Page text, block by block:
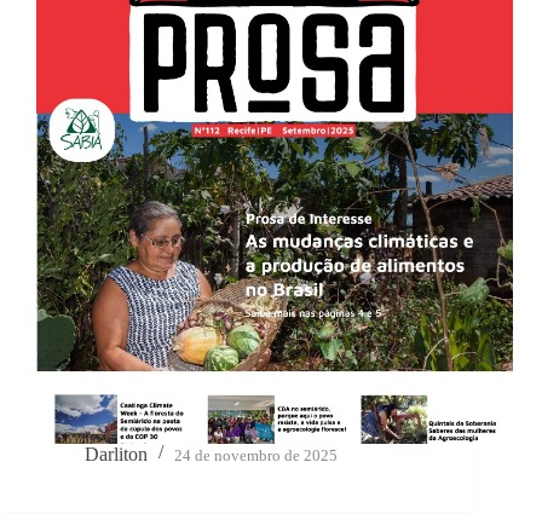
Darliton 24 de novembro de 2025